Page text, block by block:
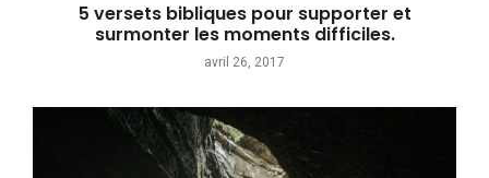
5 versets bibliques pour supporter et
surmonter les moments difficiles.
avril 26, 2017